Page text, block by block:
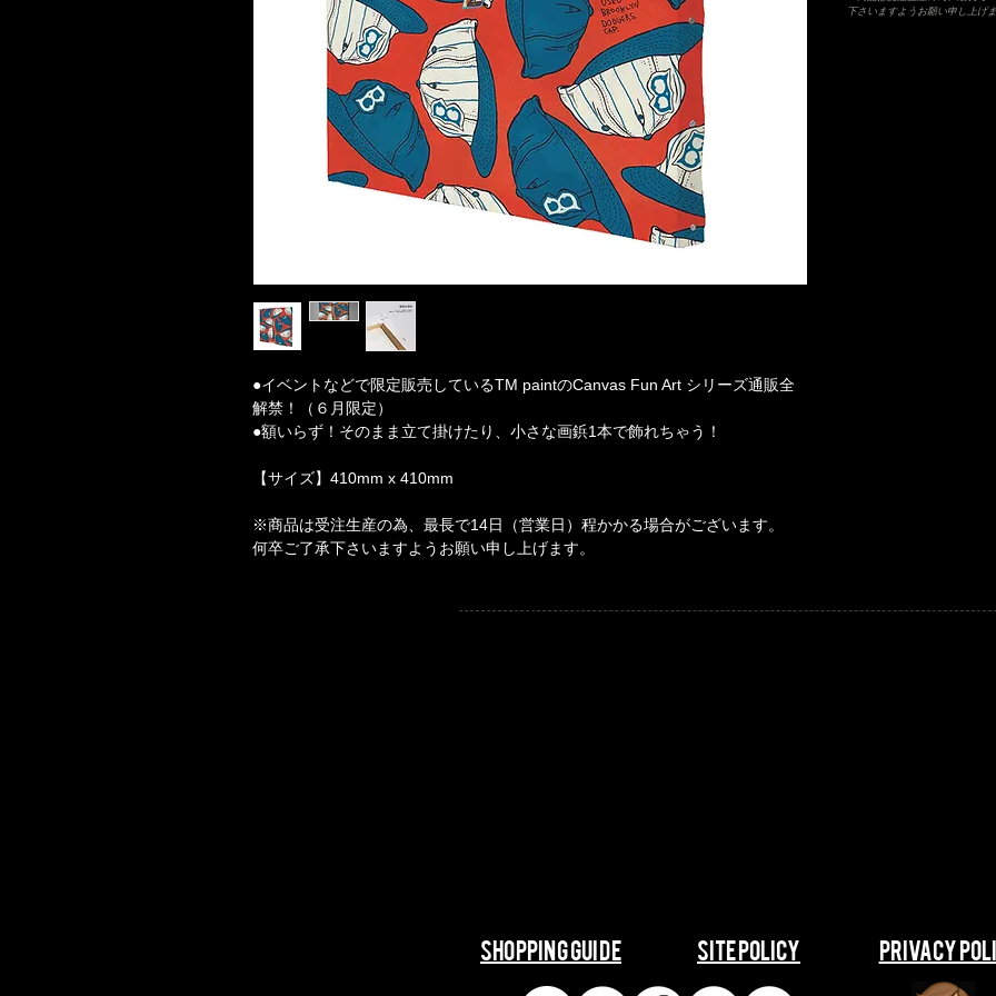
●イベントなどで限定販売しているTM paintのCanvas Fun Art シリーズ通販全
解禁！（６月限定）
●額いらず！そのまま立て掛けたり、小さな画鋲1本で飾れちゃう！
【サイズ】410mm x 410mm
※商品は受注生産の為、最長で14日（営業日）程かかる場合がございます。
何卒ご了承下さいますようお願い申し上げます。
下さいますようお願い申し上げ
​​SHOPPING GUIDE ​​SITE POLICY ​​PRIVACY